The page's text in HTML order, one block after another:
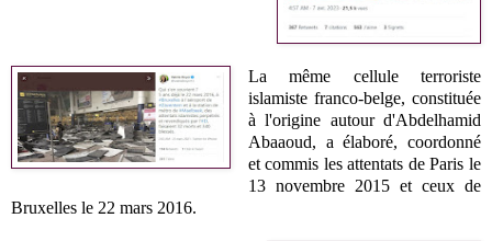
La même cellule terroriste
islamiste franco-belge, constituée
à l'origine autour d'Abdelhamid
Abaaoud, a élaboré, coordonné
et commis les attentats de Paris le
13 novembre 2015 et ceux de
Bruxelles le 22 mars 2016.